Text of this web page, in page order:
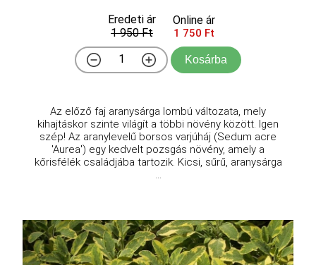
Eredeti ár
1 950 Ft
Online ár
1 750 Ft
Kosárba
Az előző faj aranysárga lombú változata, mely
kihajtáskor szinte világít a többi növény között. Igen
szép! Az aranylevelű borsos varjúháj (Sedum acre
'Aurea') egy kedvelt pozsgás növény, amely a
kőrisfélék családjába tartozik. Kicsi, sűrű, aranysárga
...